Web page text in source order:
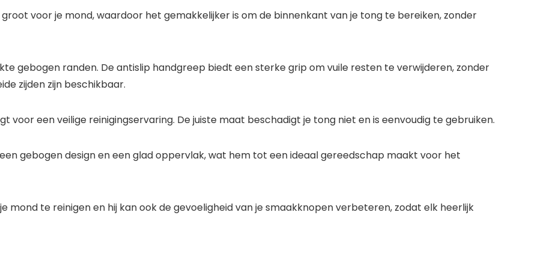
voor je mond, waardoor het gemakkelijker is om de binnenkant van je tong te bereiken, zonder
gebogen randen. De antislip handgreep biedt een sterke grip om vuile resten te verwijderen, zonder
zijden zijn beschikbaar.
een veilige reinigingservaring. De juiste maat beschadigt je tong niet en is eenvoudig te gebruiken.
gebogen design en een glad oppervlak, wat hem tot een ideaal gereedschap maakt voor het
mond te reinigen en hij kan ook de gevoeligheid van je smaakknopen verbeteren, zodat elk heerlijk